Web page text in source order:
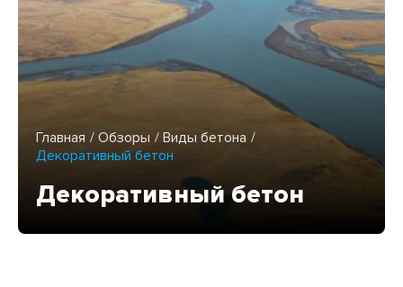
Главная Обзоры
Виды бетона
Декоративный бетон
Декоративный бетон